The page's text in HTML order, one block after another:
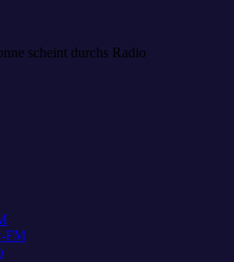
scheint durchs Radio
FM